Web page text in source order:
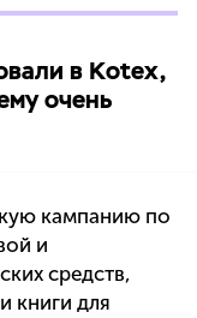
в Kotex,
очень
кампанию по
и
средств,
книги для